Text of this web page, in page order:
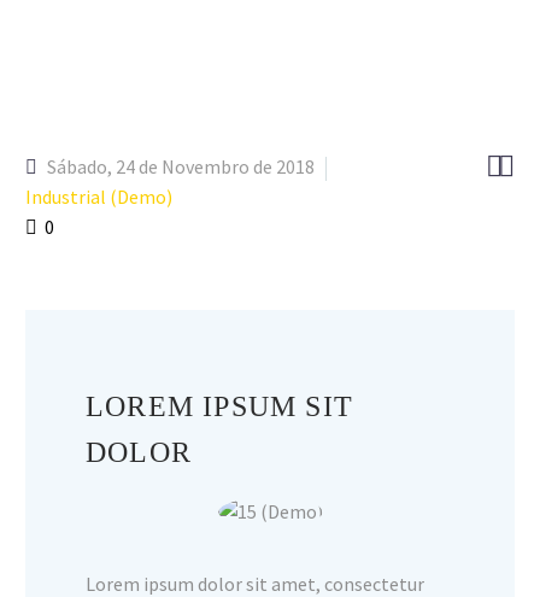

Sábado, 24 de Novembro de 2018
Industrial (Demo)
0
LOREM IPSUM SIT
DOLOR
Lorem ipsum dolor sit amet, consectetur